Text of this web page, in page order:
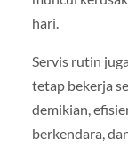
hari.
Servis rutin
tetap bekerja
demikian,
berkendara,